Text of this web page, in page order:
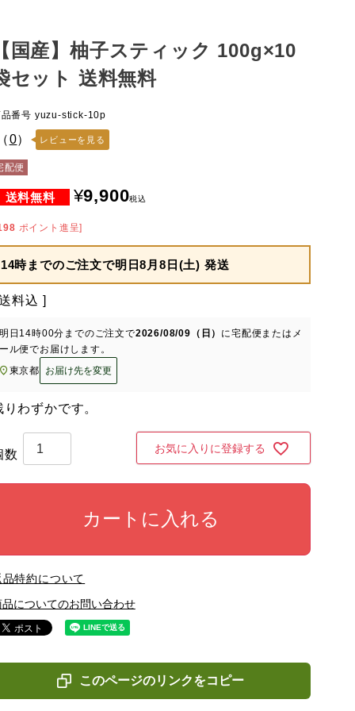
国産】柚子スティック 100g×10
セット 送料無料
番号 yuzu-stick-10p
0） レビューを見る
配便
¥9,900税込
ポイント進呈]
14時までのご注文で明日8月8日(土) 発送
料込
日 14時00分 までのご注文で2026/08/09（日） に宅配便またはメ
ル便でお届けします。
東京都
お届け先を変更
りわずかです。
お気に入りに登録する
カートに入れる
品特約について
品についてのお問い合わせ
このページのリンクをコピー